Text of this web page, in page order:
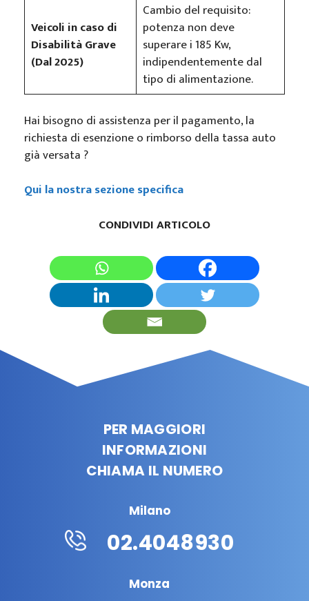
Veicoli in caso di
Disabilità Grave
(Dal 2025)
Cambio del requisito:
potenza non deve
superare i 185 Kw,
indipendentemente dal
tipo di alimentazione.
Hai bisogno di assistenza per il pagamento, la
richiesta di esenzione o rimborso della tassa auto
già versata ?
Qui la nostra sezione specifica
CONDIVIDI ARTICOLO
PER MAGGIORI
INFORMAZIONI
CHIAMA IL NUMERO
Milano
02.4048930
Monza